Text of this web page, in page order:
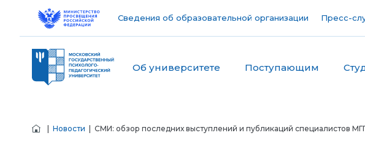
Сведения об образовательной организации Пресс-
Об университете Поступающим
Новости | СМИ: обзор последних выступлений и публикаций специалистов